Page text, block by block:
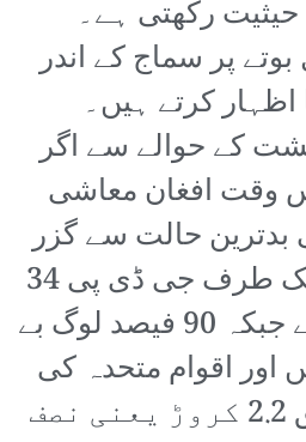
رکھتی ہے۔
پر سماج کے اندر
اظہار کرتے ہیں۔
کے حوالے سے اگر
وقت افغان معاشی
بدترین حالت سے گزر
رہی ہے۔ جہاں ایک طرف جی ڈی پی 34
فیصد سکڑ گئی ہے جبکہ 90 فیصد لوگ بے
اور اقوام متحدہ کی
رپورٹس کے مطابق 2.2 کروڑ یعنی نصف